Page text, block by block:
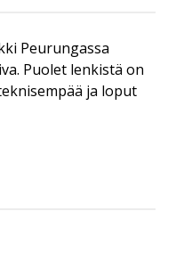
Peurungassa
Puolet lenkistä on
ja loput